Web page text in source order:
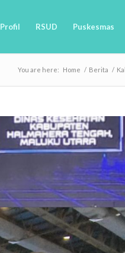
Profil RSUD Puskesmas
You are here: Home / Berita /